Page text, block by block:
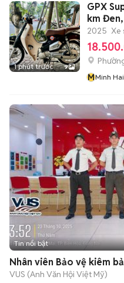
1 phút trước 9
GPX
km
2025 Xe
MMinh Hai
Tin nổi bật
Nhân viên Bảo vệ kiêm
VUS (Anh Văn Hội Việt Mỹ)